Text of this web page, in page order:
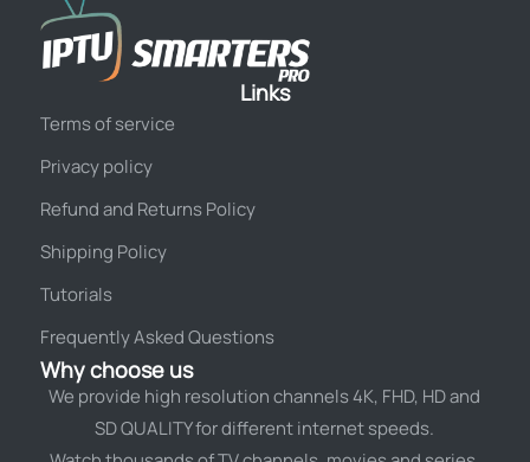
Links
Terms of service
Privacy policy
Refund and Returns Policy
Shipping Policy
Tutorials
Frequently Asked Questions
Why choose us
We provide high resolution channels 4K, FHD, HD and
SD QUALITY for different internet speeds.